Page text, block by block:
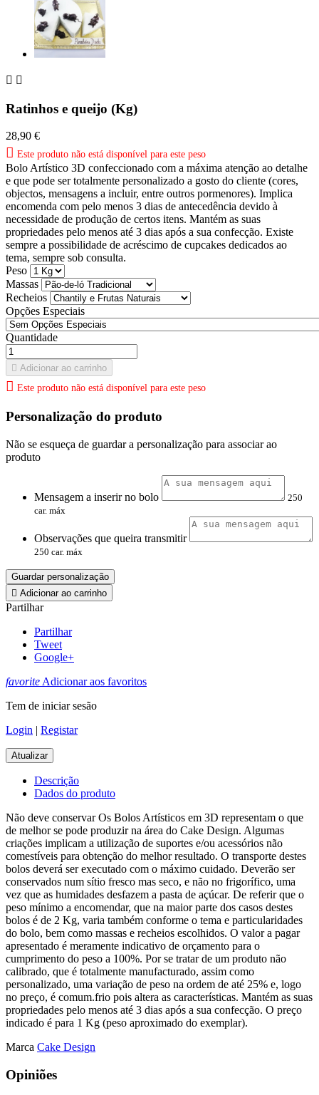
 
Ratinhos e queijo (Kg)
28,90 €
 Este produto não está disponível para este peso
Bolo Artístico 3D confeccionado com a máxima atenção ao detalhe
e que pode ser totalmente personalizado a gosto do cliente (cores,
objectos, mensagens a incluir, entre outros pormenores). Implica
encomenda com pelo menos 3 dias de antecedência devido à
necessidade de produção de certos itens. Mantém as suas
propriedades pelo menos até 3 dias após a sua confecção. Existe
sempre a possibilidade de acréscimo de cupcakes dedicados ao
tema, sempre sob consulta.
Peso
Massas
Recheios
Opções Especiais
Quantidade
 Adicionar ao carrinho
 Este produto não está disponível para este peso
Personalização do produto
Não se esqueça de guardar a personalização para associar ao
produto
Mensagem a inserir no bolo
250
car. máx
Observações que queira transmitir
250 car. máx
Guardar personalização
 Adicionar ao carrinho
Partilhar
Partilhar
Tweet
Google+
favorite Adicionar aos favoritos
Tem de iniciar sesão
Login | Registar
Descrição
Dados do produto
Não deve conservar Os Bolos Artísticos em 3D representam o que
de melhor se pode produzir na área do Cake Design. Algumas
criações implicam a utilização de suportes e/ou acessórios não
comestíveis para obtenção do melhor resultado. O transporte destes
bolos deverá ser executado com o máximo cuidado. Deverão ser
conservados num sítio fresco mas seco, e não no frigorífico, uma
vez que as humidades desfazem a pasta de açúcar. De referir que o
peso mínimo a encomendar, que na maior parte dos casos destes
bolos é de 2 Kg, varia também conforme o tema e particularidades
do bolo, bem como massas e recheios escolhidos. O valor a pagar
apresentado é meramente indicativo de orçamento para o
cumprimento do peso a 100%. Por se tratar de um produto não
calibrado, que é totalmente manufacturado, assim como
personalizado, uma variação de peso na ordem de até 25% e, logo
no preço, é comum.frio pois altera as características. Mantém as suas
propriedades pelo menos até 3 dias após a sua confecção. O preço
indicado é para 1 Kg (peso aproximado do exemplar).
Marca Cake Design
Opiniões